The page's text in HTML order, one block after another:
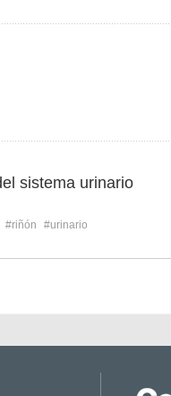
sistema urinario
#riñón #urinario